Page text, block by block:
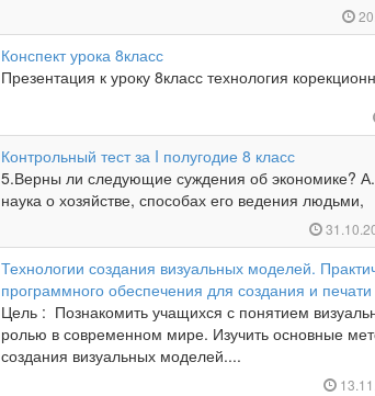
Конспект урока 8класс
Презентация к уроку 8класс технология
Контрольный тест за I полугодие 8 класс
5.Верны ли следующие суждения об экономике?
наука о хозяйстве, способах его ведения людьми,
Технологии создания визуальных моделей.
программного обеспечения для создания и
Цель : Познакомить учащихся с понятием
ролью в современном мире. Изучить основные
создания визуальных моделей....